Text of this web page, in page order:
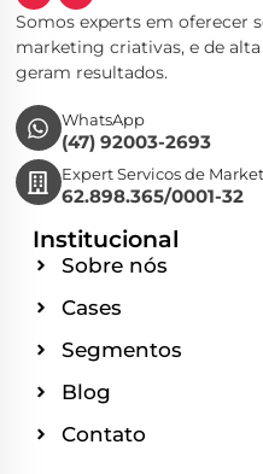
Somos experts em oferecer
marketing criativas, e de
geram resultados.
WhatsApp
(47) 92003-2693
Expert Servicos de
62.898.365/0001-32
Institucional
Sobre nós
Cases
Segmentos
Blog
Contato